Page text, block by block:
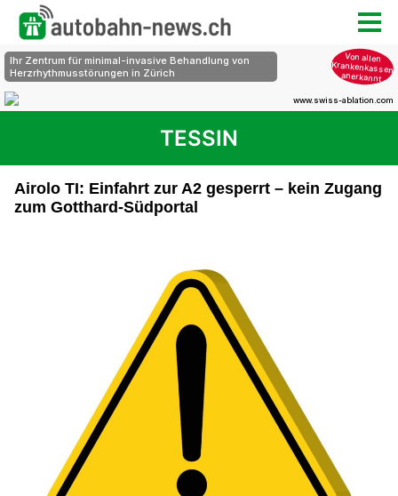
TESSIN
Airolo TI: Einfahrt zur A2 gesperrt – kein Zugang
zum Gotthard-Südportal